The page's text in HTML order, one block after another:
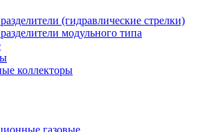
(гидравлические стрелки)
модульного типа
коллекторы